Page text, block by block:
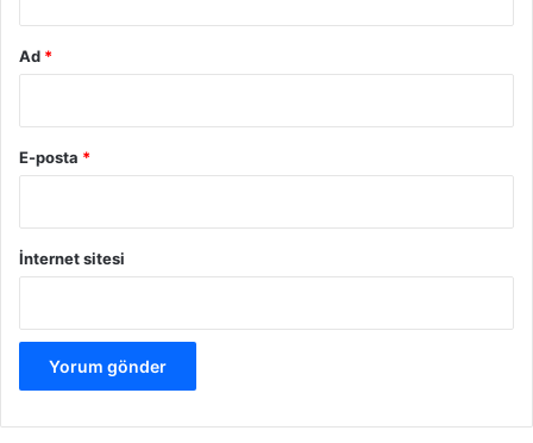
Ad *
E-posta *
İnternet sitesi